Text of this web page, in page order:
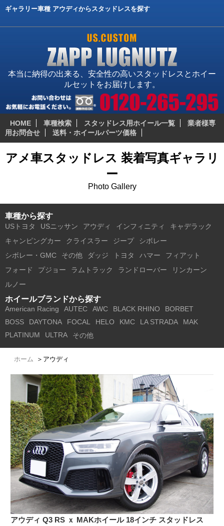
ギャラリー車種 アウディからスタッドレスを探す
本当に納得の出来る、安全性の高いスタッドレスとホイー
ルセットをお届けします。
HOME 車種検索 スタッドレス用ホイール一覧
業者様専
用お問合せ
送料・ホイールパーツ価格
アメ車スタッドレス 装着写真ギャラリ
ー
Photo Gallery
車種から探す
USトヨタ USニッサン アウディ インフィニティ
キャデラック
キャンピングカー
クライスラー ジープ
シボレー
シボレー・GMC
その他 ダッジ トヨタ ハマー
フィアット
フォード
プジョー ラムトラック ランドローバー
リンカーン
ルノー
ホイールブランドから探す
American Racing AUTEC AWC BLACK RHINO
BORBET
BOSS
DAYTONA FOCAL HELO KMC LA STRADA
MAK
PLATINUM
ULTRA その他
ホーム ＞ アウディ
アウディ Q3 RS ｘ MAKホイール 18インチ スタッドレス